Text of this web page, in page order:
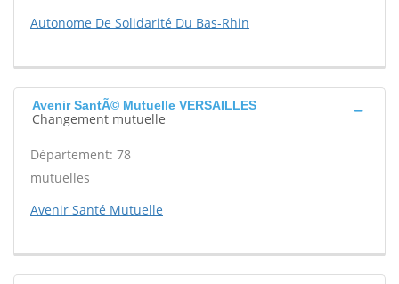
Autonome De Solidarité Du Bas-Rhin
Avenir SantÃ© Mutuelle VERSAILLES
Changement mutuelle
Département: 78
mutuelles
Avenir Santé Mutuelle